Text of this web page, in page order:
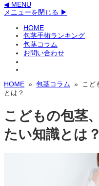
◀ MENU
メニューを閉じる ▶
HOME
包茎手術ランキング
包茎コラム
お問い合わせ
HOME » 包茎コラム » こど
とは？
こどもの包茎
たい知識とは？